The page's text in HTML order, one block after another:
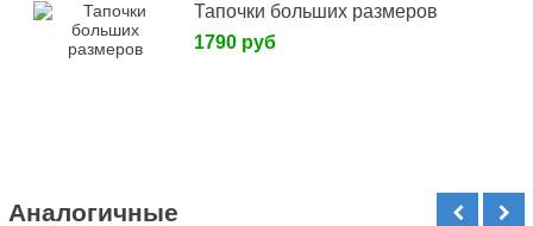
Тапочки больших размеров
1790 руб
Аналогичные